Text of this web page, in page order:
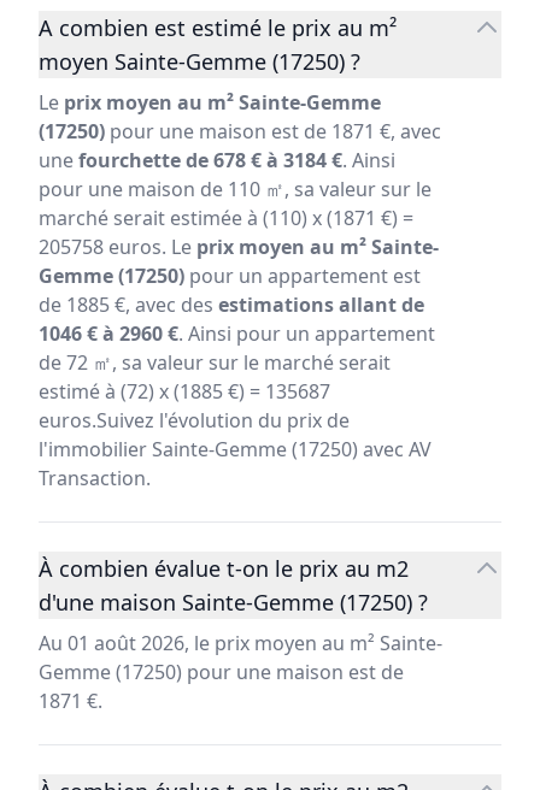
A combien est estimé le prix au m²
moyen Sainte-Gemme (17250) ?
Le prix moyen au m² Sainte-Gemme
(17250) pour une maison est de 1871 €, avec
unefourchette de 678 € à 3184 €. Ainsi
pour une maison de 110 ㎡, sa valeur sur le
marché serait estimée à (110) x (1871 €) =
205758 euros. Le prix moyen au m² Sainte-
Gemme (17250) pour un appartement est
de 1885 €, avec des estimations allant de
1046 € à 2960 €. Ainsi pour un appartement
de 72 ㎡, sa valeur sur le marché serait
estimé à (72) x (1885 €) = 135687
euros.Suivez l'évolution du prix de
l'immobilier Sainte-Gemme (17250) avec AV
Transaction.
À combien évalue t-on le prix au m2
d'une maison Sainte-Gemme (17250) ?
Au 01 août 2026, le prix moyen au m² Sainte-
Gemme (17250) pour une maison est de
1871 €.